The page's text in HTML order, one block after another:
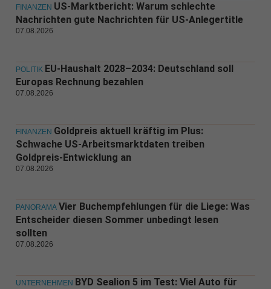
FINANZEN US-Marktbericht: Warum schlechte
Nachrichten gute Nachrichten für US-Anlegertitle
07.08.2026
POLITIK EU-Haushalt 2028–2034: Deutschland soll
Europas Rechnung bezahlen
07.08.2026
FINANZEN Goldpreis aktuell kräftig im Plus:
Schwache US-Arbeitsmarktdaten treiben
Goldpreis-Entwicklung an
07.08.2026
PANORAMA Vier Buchempfehlungen für die Liege: Was
Entscheider diesen Sommer unbedingt lesen
sollten
07.08.2026
UNTERNEHMEN BYD Sealion 5 im Test: Viel Auto für